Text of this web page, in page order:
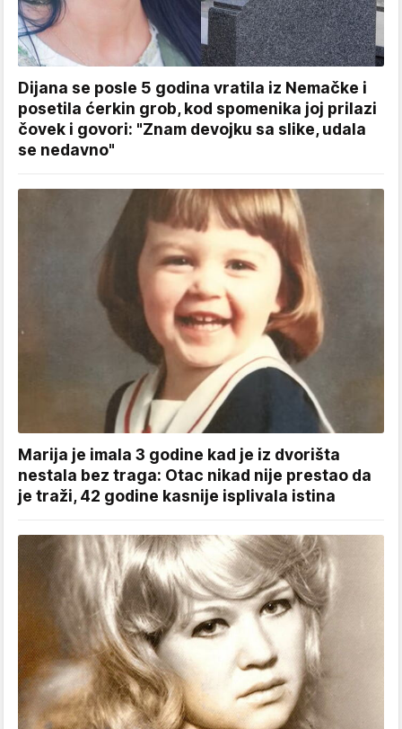
Dijana se posle 5 godina vratila iz Nemačke i
posetila ćerkin grob, kod spomenika joj prilazi
čovek i govori: "Znam devojku sa slike, udala
se nedavno"
Marija je imala 3 godine kad je iz dvorišta
nestala bez traga: Otac nikad nije prestao da
je traži, 42 godine kasnije isplivala istina